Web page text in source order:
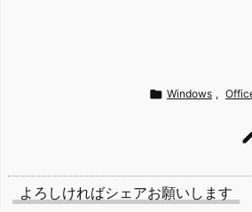
 Windows ,
よろしければシェアお願いします